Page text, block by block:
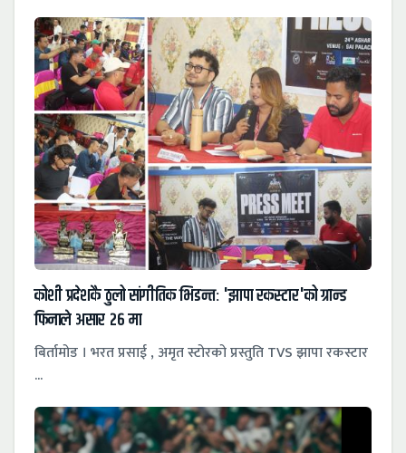
कोशी प्रदेशकै ठुलो सांगीतिक भिडन्त: 'झापा रकस्टार'को ग्रान्ड
फिनाले असार २६ मा
बिर्तामोड । भरत प्रसाई , अमृत स्टोरको प्रस्तुति TVS झापा रकस्टार
...